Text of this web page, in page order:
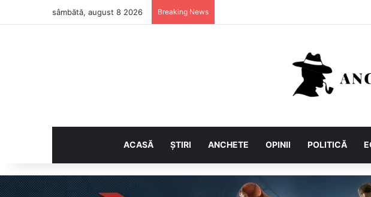
sâmbătă, august 8 2026 Breaking News
ACASĂ ȘTIRI ANCHETE OPINII POLITICĂ